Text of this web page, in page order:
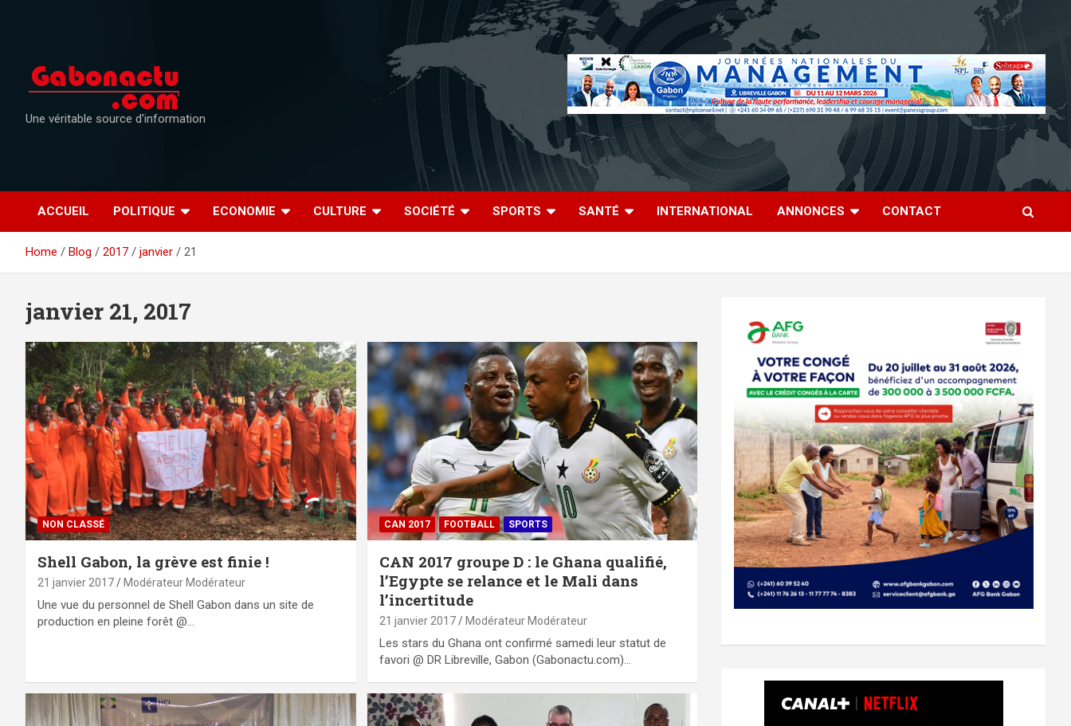
Une véritable source d'information
ACCUEIL POLITIQUE ECONOMIE CULTURE SOCIÉTÉ SPORTS SANTÉ INTERNATIONAL ANNONCES CONTACT
Home Blog 2017 janvier 21
janvier 21, 2017
NON CLASSÉ
Shell Gabon, la grève est finie !
21 janvier 2017 Modérateur Modérateur
Une vue du personnel de Shell Gabon dans un site de
production en pleine forêt @…
CAN 2017 FOOTBALL SPORTS
CAN 2017 groupe D : le Ghana qualifié,
l’Egypte se relance et le Mali dans
l’incertitude
21 janvier 2017 Modérateur Modérateur
Les stars du Ghana ont confirmé samedi leur statut de
favori @ DR Libreville, Gabon (Gabonactu.com)…